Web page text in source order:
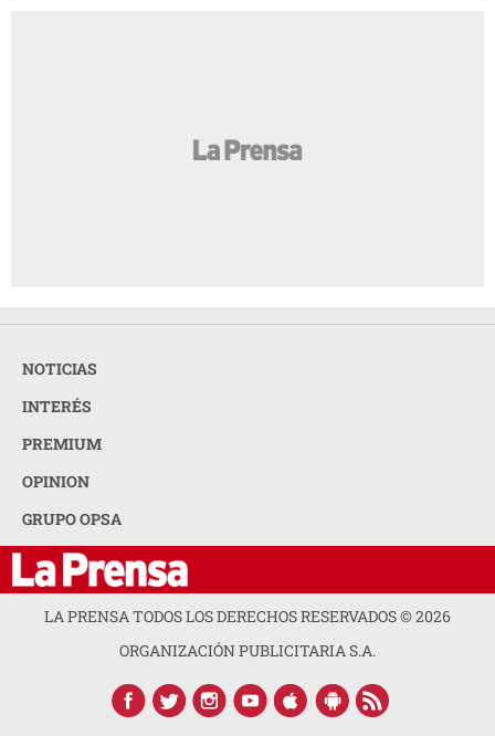
NOTICIAS
INTERÉS
PREMIUM
OPINION
GRUPO OPSA
LA PRENSA TODOS LOS DERECHOS RESERVADOS ©2026
ORGANIZACIÓN PUBLICITARIA S.A.